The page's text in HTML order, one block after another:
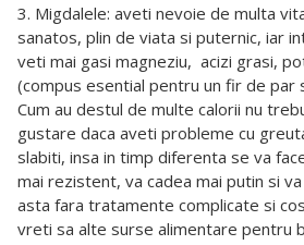
3. Migdalele: aveti nevoie de multa
sanatos, plin de viata si puternic, iar
veti mai gasi magneziu, acizi grasi,
(compus esential pentru un fir de par
Cum au destul de multe calorii nu
gustare daca aveti probleme cu
slabiti, insa in timp diferenta se va
mai rezistent, va cadea mai putin si
asta fara tratamente complicate si
vreti sa alte surse alimentare pentru